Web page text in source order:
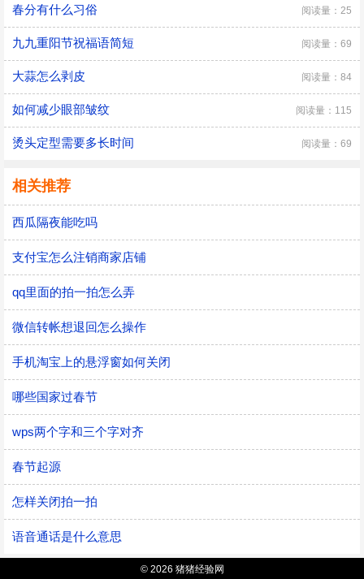
春分有什么习俗 阅读量：25
九九重阳节祝福语简短 阅读量：69
大蒜怎么剥皮 阅读量：84
如何减少眼部皱纹 阅读量：115
烫头定型需要多长时间 阅读量：69
相关推荐
西瓜隔夜能吃吗
支付宝怎么注销商家店铺
qq里面的拍一拍怎么弄
微信转帐想退回怎么操作
手机淘宝上的悬浮窗如何关闭
哪些国家过春节
wps两个字和三个字对齐
春节起源
怎样关闭拍一拍
语音通话是什么意思
© 2026 猪猪经验网